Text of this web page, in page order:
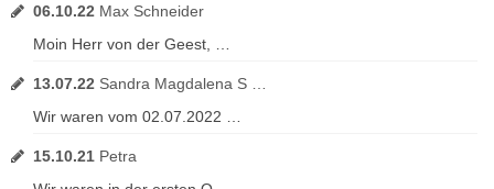
06.10.22 Max Schneider
Moin Herr von der Geest, …
13.07.22 Sandra Magdalena S …
Wir waren vom 02.07.2022 …
15.10.21 Petra